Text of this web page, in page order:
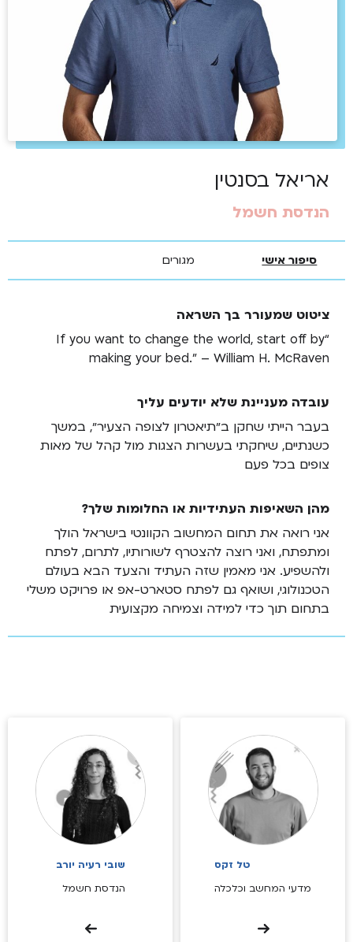
אריאל בסנטין
הנדסת חשמל
סיפור אישי מגורים
ציטוט שמעורר בך השראה
“If you want to change the world, start off by
making your bed.” – William H. McRaven
עובדה מעניינת שלא יודעים עליך
בעבר הייתי שחקן ב״תיאטרון לצופה הצעיר״, במשך
כשנתיים, שיחקתי בעשרות הצגות מול קהל של מאות
צופים בכל פעם
מהן השאיפות העתידיות או החלומות שלך?
אני רואה את תחום המחשוב הקוונטי בישראל הולך
ומתפתח, ואני רוצה להצטרף לשורותיו, לתרום, לפתח
ולהשפיע. אני מאמין שזה העתיד והצעד הבא בעולם
הטכנולוגי, ושואף גם לפתח סטארט-אפ או פרויקט משלי
בתחום תוך כדי למידה וצמיחה מקצועית
טל זקס
מדעי המחשב וכלכלה
שובי רעיה יורב
הנדסת חשמל